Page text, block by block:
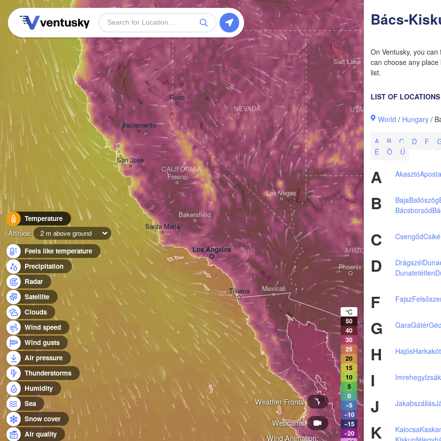
Bács-
On Ventusky, you
can choose any
list.
LIST OF LOCATIONS
World / Hungary /
A B C D F
É
Ö Ú
A Akasztó
B BajaBallószög
Bácsborsód
C Csengőd
D Drágszél
Dunatetétlen
F Fajsz
G GaraGátér
H Hajós
I ImrehegyIzsák
J Jakabszállás
K Kalocsa
Temperature
Altitude:
2 m above ground
Feels like temperature
Precipitation
Radar
Satellite
Clouds
Wind speed
Wind gusts
Air pressure
Thunderstorms
Humidity
Sea
Snow cover
Air quality
Wind Animation:
Webcams
Weather Fronts
Los Angeles
Tijuana
San Jose
Las Vegas
Mexicali
Fresno
Reno
Santa Maria
Bakersfield
Sacramento
CALIFORNIA
NEVADA
Phoenix
Tucson
Salt Lake City
ARIZONA
UTAH
Hermosillo
Heroica Nogales
°C
50
40
30
25
20
15
10
5
0
−5
−10
−15
−20